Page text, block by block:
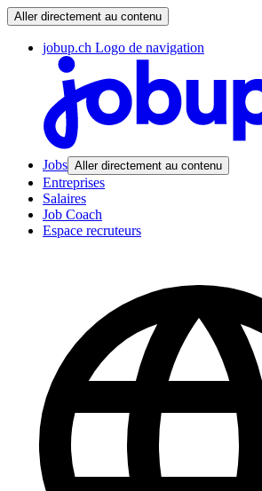
Aller directement au contenu
jobup.ch Logo de navigation
Jobs Aller directement au contenu
Entreprises
Salaires
Job Coach
Espace recruteurs